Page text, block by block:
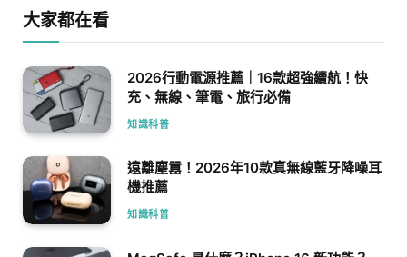
大家都在看
2026行動電源推薦｜16款超強續航！快
充、無線、筆電、旅行必備
知識科普
遠離塵囂！2026年10款真無線藍牙降噪耳
機推薦
知識科普